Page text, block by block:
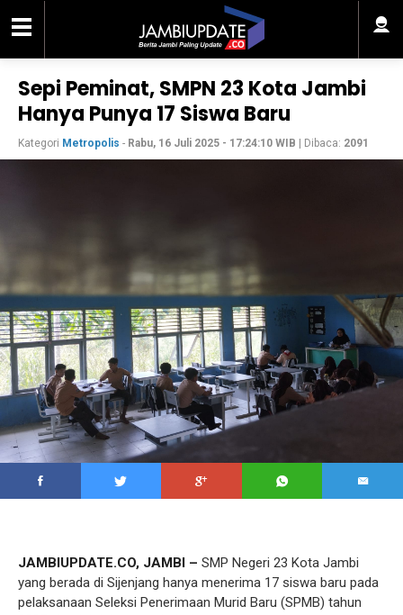
Sepi Peminat, SMPN 23 Kota Jambi
Hanya Punya 17 Siswa Baru
Kategori Metropolis - Rabu, 16 Juli 2025 - 17:24:10 WIB | Dibaca: 2091
JAMBIUPDATE.CO, JAMBI – SMP Negeri 23 Kota Jambi
yang berada di Sijenjang hanya menerima 17 siswa baru pada
pelaksanaan Seleksi Penerimaan Murid Baru (SPMB) tahun